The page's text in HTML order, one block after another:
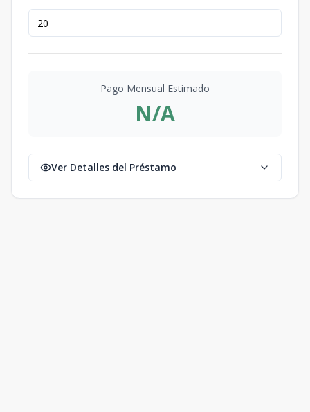
Pago Mensual Estimado
N/A
Ver Detalles del Préstamo